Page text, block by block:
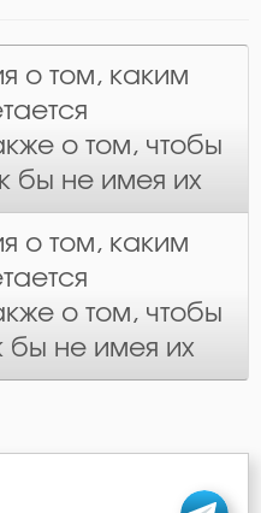
о том, каким
о том, чтобы
бы не имея их
о том, каким
о том, чтобы
бы не имея их